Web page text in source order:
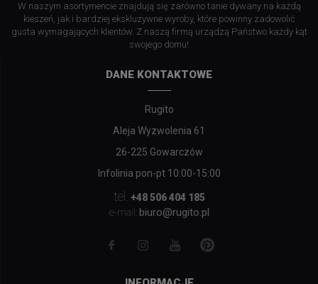
W naszym asortymencie znajdują się zarówno tanie dywany na każdą
kieszeń, jak i bardziej ekskluzywne wyroby, które powinny zadowolić
gusta wymagających klientów. Z naszą firmą urządzą Państwo każdy kąt
swojego domu!
DANE KONTAKTOWE
Rugito
Aleja Wyzwolenia 61
26-225 Gowarczów
Infolinia pon-pt 10:00-15:00
tel.
+48 506 404 185
e-mail: biuro@rugito.pl